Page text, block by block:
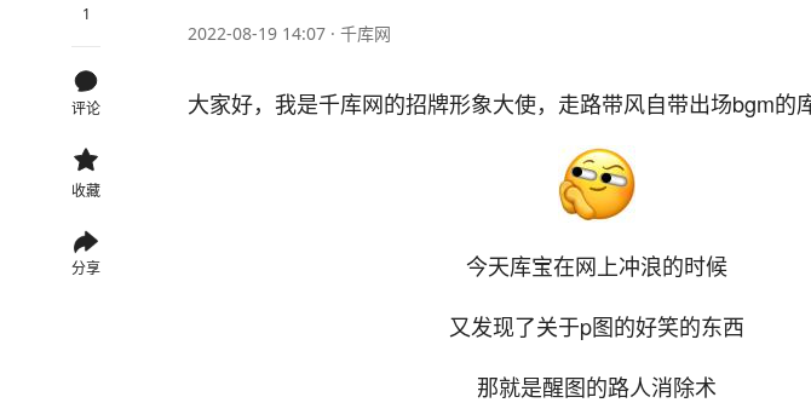
1
评论
收藏
分享
2022-08-19 14:07 · 千库网
大家好，我是千库网的招牌形象大使，走路带风自带出场bgm的库
今天库宝在网上冲浪的时候
又发现了关于p图的好笑的东西
那就是醒图的路人消除术